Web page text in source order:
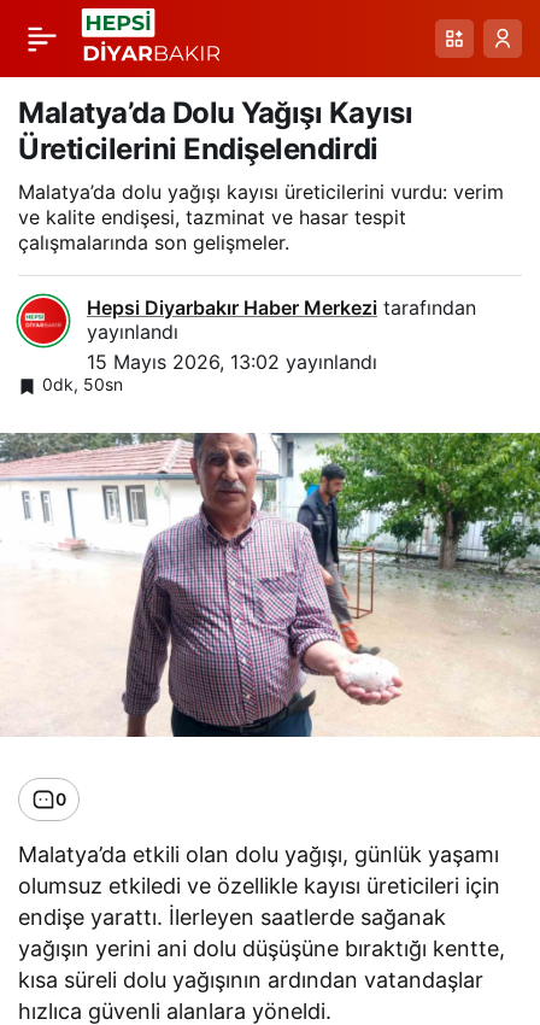
Malatya’da Dolu Yağışı Kayısı
Üreticilerini Endişelendirdi
Malatya’da dolu yağışı kayısı üreticilerini vurdu: verim
ve kalite endişesi, tazminat ve hasar tespit
çalışmalarında son gelişmeler.
Hepsi Diyarbakır Haber Merkezi tarafından
yayınlandı
15 Mayıs 2026, 13:02 yayınlandı
0dk, 50sn
0
Malatya’da etkili olan dolu yağışı, günlük yaşamı
olumsuz etkiledi ve özellikle kayısı üreticileri için
endişe yarattı. İlerleyen saatlerde sağanak
yağışın yerini ani dolu düşüşüne bıraktığı kentte,
kısa süreli dolu yağışının ardından vatandaşlar
hızlıca güvenli alanlara yöneldi.
Damal Seyitören Köyü
İlkokulundan Dünya
Çiftçiler Günü Anması
Paylaş